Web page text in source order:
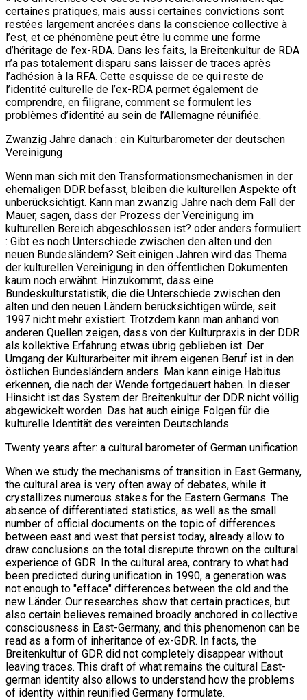
certaines pratiques, mais aussi certaines convictions sont
restées largement ancrées dans la conscience collective à
l’est, et ce phénomène peut être lu comme une forme
d’héritage de l’ex-RDA. Dans les faits, la Breitenkultur de RDA
n’a pas totalement disparu sans laisser de traces après
l’adhésion à la RFA. Cette esquisse de ce qui reste de
l’identité culturelle de l’ex-RDA permet également de
comprendre, en filigrane, comment se formulent les
problèmes d’identité au sein de l’Allemagne réunifiée.
Zwanzig Jahre danach : ein Kulturbarometer der deutschen
Vereinigung
Wenn man sich mit den Transformationsmechanismen in der
ehemaligen DDR befasst, bleiben die kulturellen Aspekte oft
unberücksichtigt. Kann man zwanzig Jahre nach dem Fall der
Mauer, sagen, dass der Prozess der Vereinigung im
kulturellen Bereich abgeschlossen ist? oder anders formuliert
: Gibt es noch Unterschiede zwischen den alten und den
neuen Bundesländern? Seit einigen Jahren wird das Thema
der kulturellen Vereinigung in den öffentlichen Dokumenten
kaum noch erwähnt. Hinzukommt, dass eine
Bundeskulturstatistik, die die Unterschiede zwischen den
alten und den neuen Ländern berücksichtigen würde, seit
1997 nicht mehr existiert. Trotzdem kann man anhand von
anderen Quellen zeigen, dass von der Kulturpraxis in der DDR
als kollektive Erfahrung etwas übrig geblieben ist. Der
Umgang der Kulturarbeiter mit ihrem eigenen Beruf ist in den
östlichen Bundesländern anders. Man kann einige Habitus
erkennen, die nach der Wende fortgedauert haben. In dieser
Hinsicht ist das System der Breitenkultur der DDR nicht völlig
abgewickelt worden. Das hat auch einige Folgen für die
kulturelle Identität des vereinten Deutschlands.
Twenty years after: a cultural barometer of German unification
When we study the mechanisms of transition in East Germany,
the cultural area is very often away of debates, while it
crystallizes numerous stakes for the Eastern Germans. The
absence of differentiated statistics, as well as the small
number of official documents on the topic of differences
between east and west that persist today, already allow to
draw conclusions on the total disrepute thrown on the cultural
experience of GDR. In the cultural area, contrary to what had
been predicted during unification in 1990, a generation was
not enough to "efface" differences between the old and the
new Länder. Our researches show that certain practices, but
also certain believes remained broadly anchored in collective
consciousness in East-Germany, and this phenomenon can be
read as a form of inheritance of ex-GDR. In facts, the
Breitenkultur of GDR did not completely disappear without
leaving traces. This draft of what remains the cultural East-
german identity also allows to understand how the problems
of identity within reunified Germany formulate.